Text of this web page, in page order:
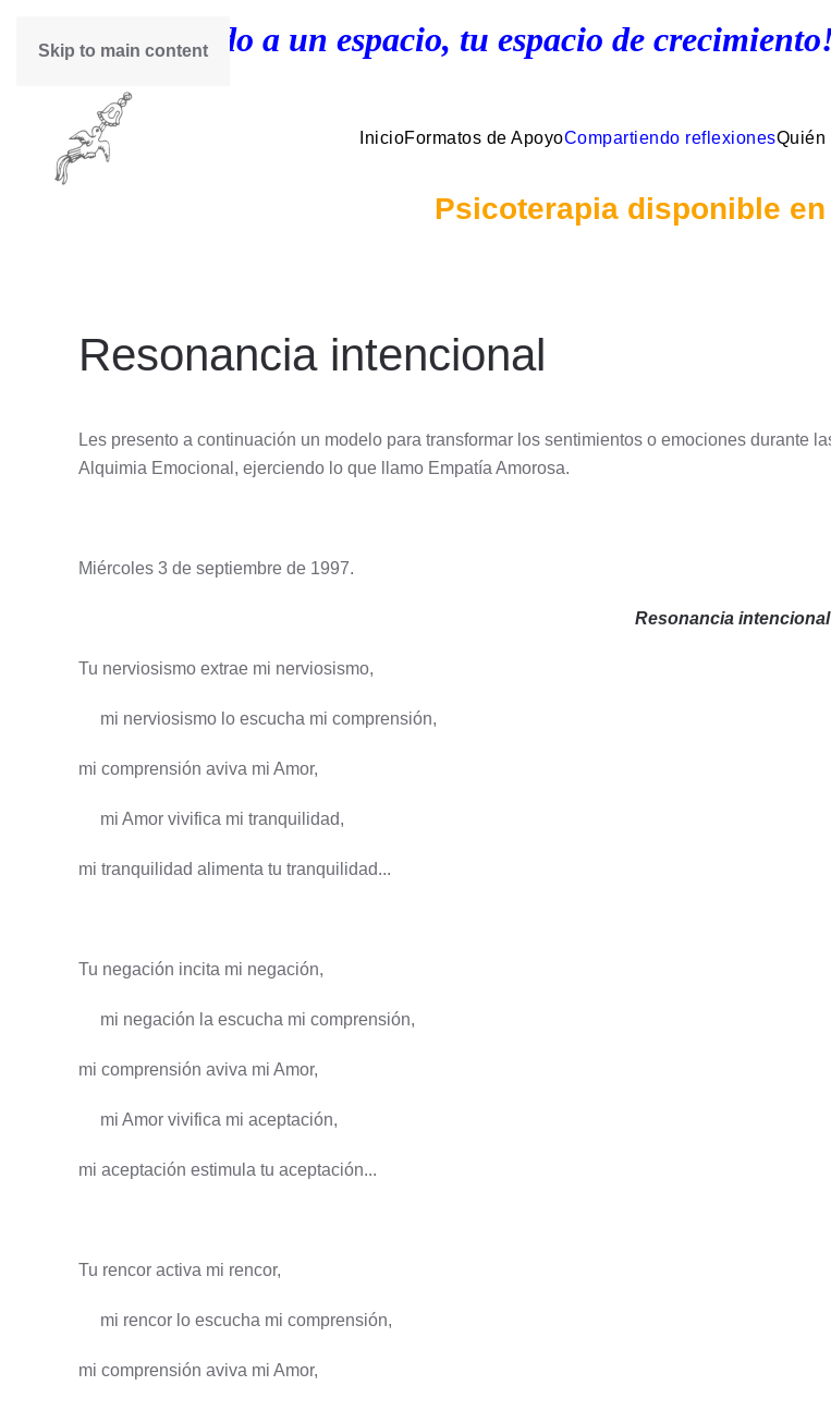
Skip to main content
¡Bienvenido a un espacio, tu espacio de
InicioFormatos de ApoyoCompartiendo reflexionesQuién
Psicoterapia disponible
Resonancia intencional
Les presento a continuación un modelo para transformar los sentimientos o emociones durante
Alquimia Emocional, ejerciendo lo que llamo Empatía Amorosa.
Miércoles 3 de septiembre de 1997.
Resonancia intencional
Tu nerviosismo extrae mi nerviosismo,
mi nerviosismo lo escucha mi comprensión,
mi comprensión aviva mi Amor,
mi Amor vivifica mi tranquilidad,
mi tranquilidad alimenta tu tranquilidad...
Tu negación incita mi negación,
mi negación la escucha mi comprensión,
mi comprensión aviva mi Amor,
mi Amor vivifica mi aceptación,
mi aceptación estimula tu aceptación...
Tu rencor activa mi rencor,
mi rencor lo escucha mi comprensión,
mi comprensión aviva mi Amor,